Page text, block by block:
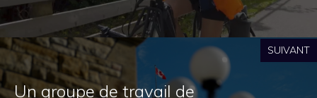
SUIVANT
Un groupe de travail de